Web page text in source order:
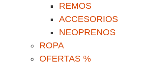
REMOS
ACCESORIOS
NEOPRENOS
ROPA
OFERTAS %